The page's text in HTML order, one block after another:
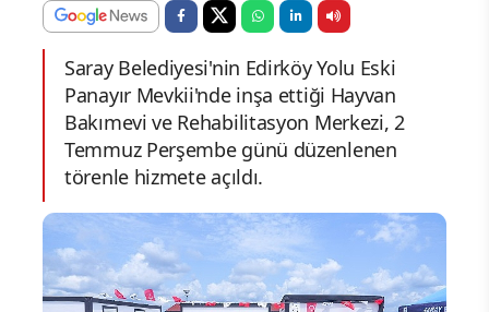
Saray Belediyesi'nin Edirköy Yolu Eski
Panayır Mevkii'nde inşa ettiği Hayvan
Bakımevi ve Rehabilitasyon Merkezi, 2
Temmuz Perşembe günü düzenlenen
törenle hizmete açıldı.